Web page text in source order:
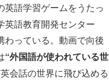
英語学習ゲームをうたっ
英語教育開発センター
わっている。動画で向後
“外国語が使われている世
会話の世界に飛び込める